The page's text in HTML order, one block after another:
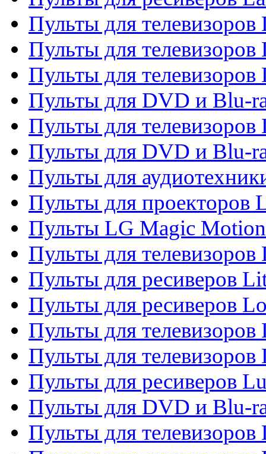
Пульты для телевизоров
Пульты для телевизоров
Пульты для телевизоров
Пульты для DVD и Blu-
Пульты для телевизоров
Пульты для DVD и Blu-
Пульты для
Пульты для проекторов
Пульты LG Magic Motion
Пульты для
Пульты для ресиверов
Пульты для ресиверов
Пульты для телевизоров
Пульты для
Пульты для ресиверов
Пульты для DVD и Blu-
Пульты для телевизоров